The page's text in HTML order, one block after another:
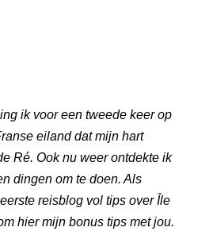
ik voor een tweede keer op
eiland dat mijn hart
Ré. Ook nu weer ontdekte ik
dingen om te doen. Als
reisblogvol tips over Île
hier mijn bonus tips met jou.